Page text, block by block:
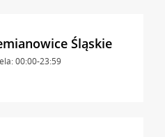
Śląskie
00:00-23:59